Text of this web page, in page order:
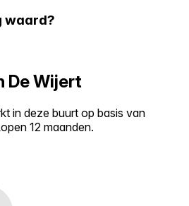
waard?
De Wijert
in deze buurt op basis van
12 maanden.